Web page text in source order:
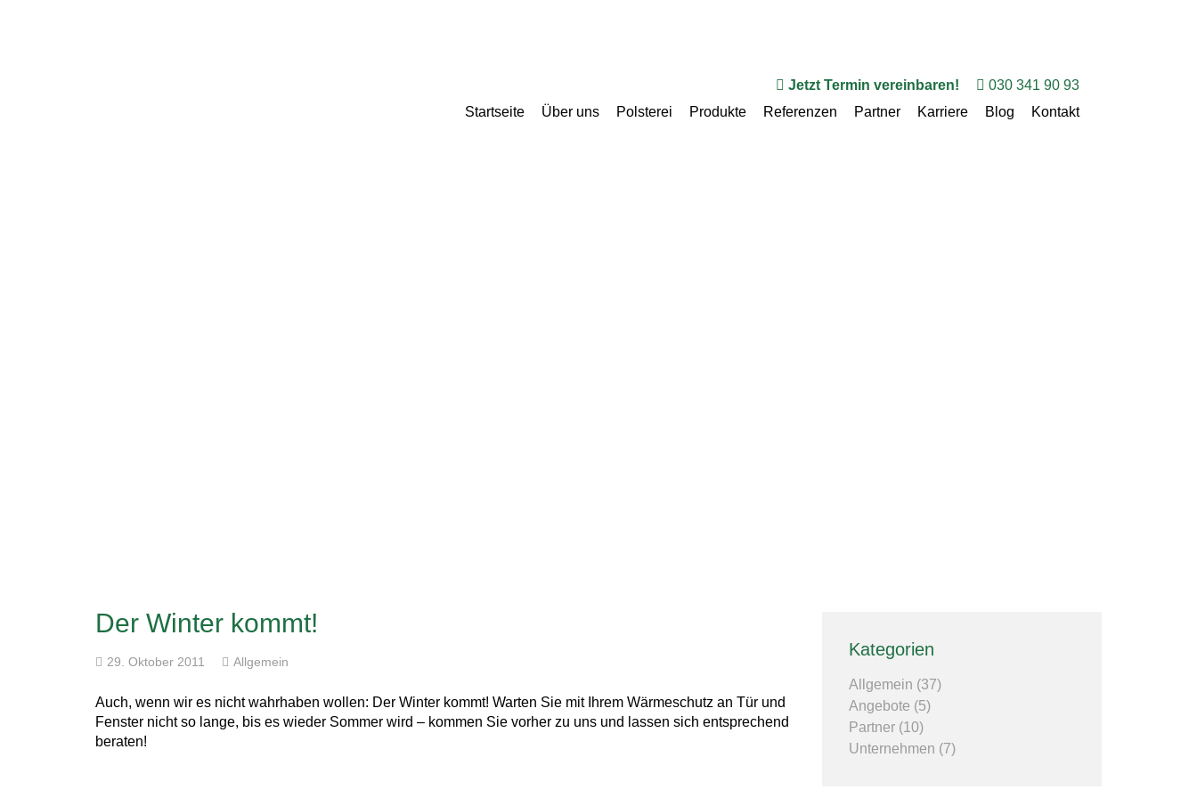
Jetzt Termin vereinbaren!
030 341 90 93
Startseite
Über uns Polsterei Produkte Referenzen Partner Karriere Blog Kontakt
Der Winter kommt!
29. Oktober 2011 Allgemein
Auch, wenn wir es nicht wahrhaben wollen: Der Winter kommt! Warten Sie mit Ihrem Wärmeschutz an Tür und
Fenster nicht so lange, bis es wieder Sommer wird – kommen Sie vorher zu uns und lassen sich entsprechend
beraten!
Kategorien
Allgemein (37)
Angebote (5)
Partner(10)
Unternehmen (7)